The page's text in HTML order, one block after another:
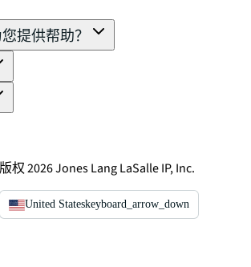
提供帮助？
版权 2026 Jones Lang LaSalle IP, Inc.
United Stateskeyboard_arrow_down